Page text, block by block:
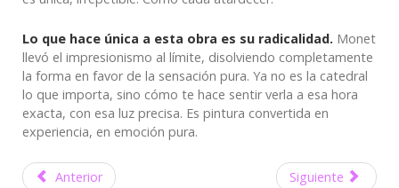
Lo que hace única a esta obra es su radicalidad. Monet
llevó el impresionismo al límite, disolviendo completamente
la forma en favor de la sensación pura. Ya no es la catedral
lo que importa, sino cómo te hace sentir verla a esa hora
exacta, con esa luz precisa. Es pintura convertida en
experiencia, en emoción pura.
Anterior Siguiente